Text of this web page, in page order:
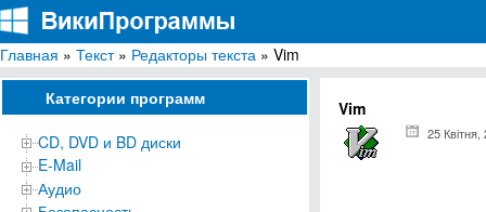
ВикиПрограммы
Энциклопедия бесплатных компьютерных программ для Windows
Главная » Текст» Редакторы текста » Vim
Категории программ
CD, DVD и BD диски
E-Mail
Аудио
Vim
25 Квітня,